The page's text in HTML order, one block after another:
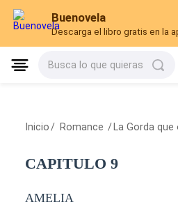
Buenovela
Descarga el libro gratis en la
Busca lo que quieras
Inicio / Romance / La Gorda
CAPITULO 9
AMELIA